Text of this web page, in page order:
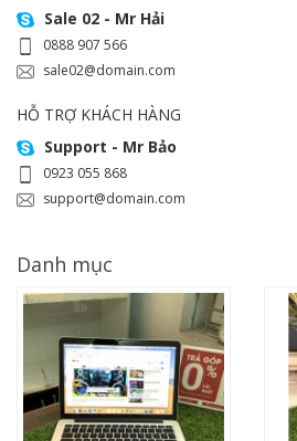
Sale 02 - Mr Hải
0888 907 566
sale02@domain.com
HỖ TRỢ KHÁCH HÀNG
Support - Mr Bảo
0923 055 868
support@domain.com
Danh mục